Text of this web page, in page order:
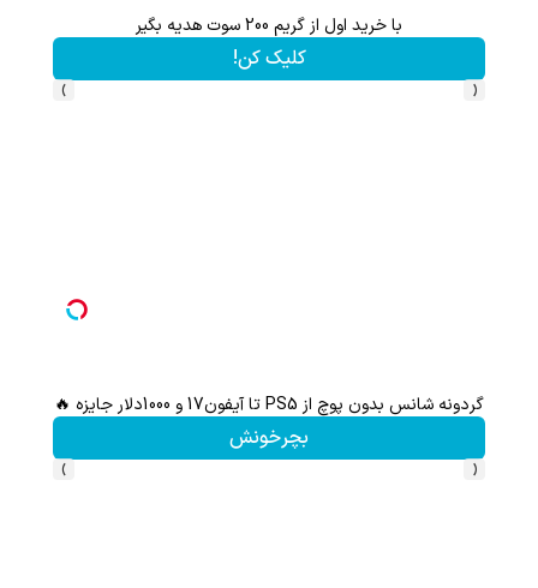
با خرید اول از گریم 200 سوت هدیه بگیر
کلیک کن!
‹
›
گردونه شانس بدون پوچ از PS5 تا آیفون17 و 1000دلار جایزه 🔥
بچرخونش
‹
›